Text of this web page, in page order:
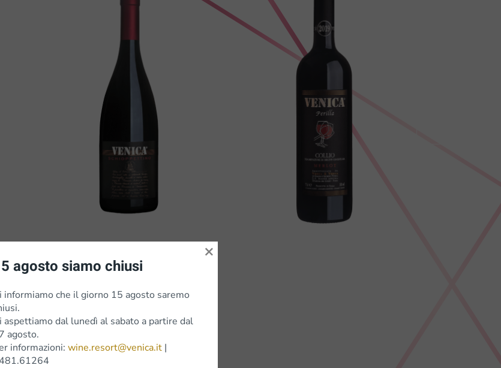
agosto siamo chiusi
informiamo che il giorno 15 agosto saremo
aspettiamo dal lunedì al sabato a partire dal
agosto.
informazioni: wine.resort@venica.it |
×